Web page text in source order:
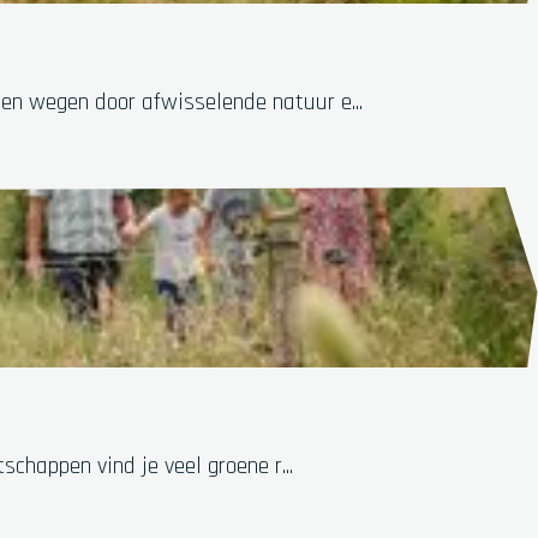
wegen door afwisselende natuur e...
vind je veel groene r...